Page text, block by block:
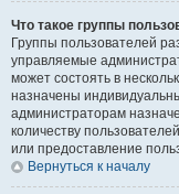
Что такое группы
Группы пользователей
управляемые
может состоять в
назначены
администраторам
количеству
или предоставление
Вернуться к началу